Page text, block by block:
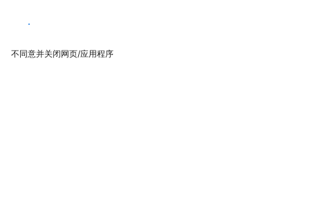
同意
不同意并关闭网页/应用程序